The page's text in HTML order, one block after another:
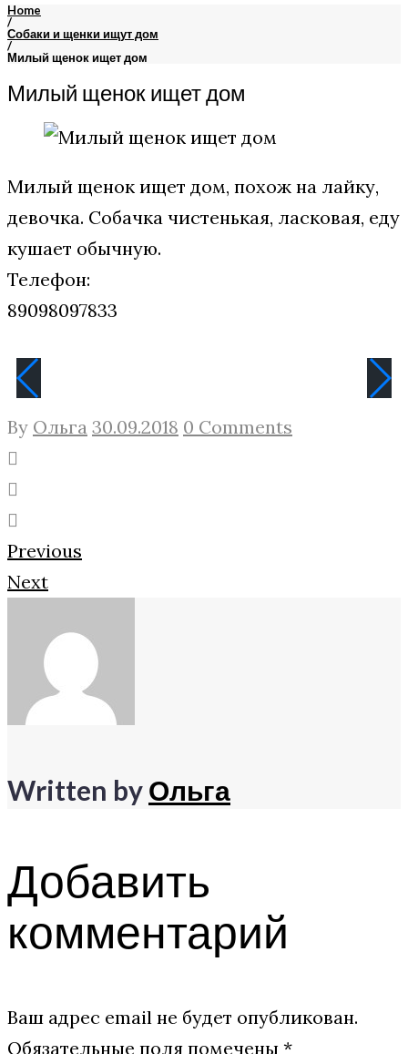
Home
/
Собаки и щенки ищут дом
/
Милый щенок ищет дом
Милый щенок ищет дом
Милый щенок ищет дом, похож на лайку,
девочка. Собачка чистенькая, ласковая, еду
кушает обычную.
Телефон:
89098097833
By Ольга 30.09.2018 0 Comments
Навигация
по
записям
Previous
Next
Written byОльга
Добавить
комментарий
Ваш адрес email не будет опубликован.
Обязательные поля помечены *